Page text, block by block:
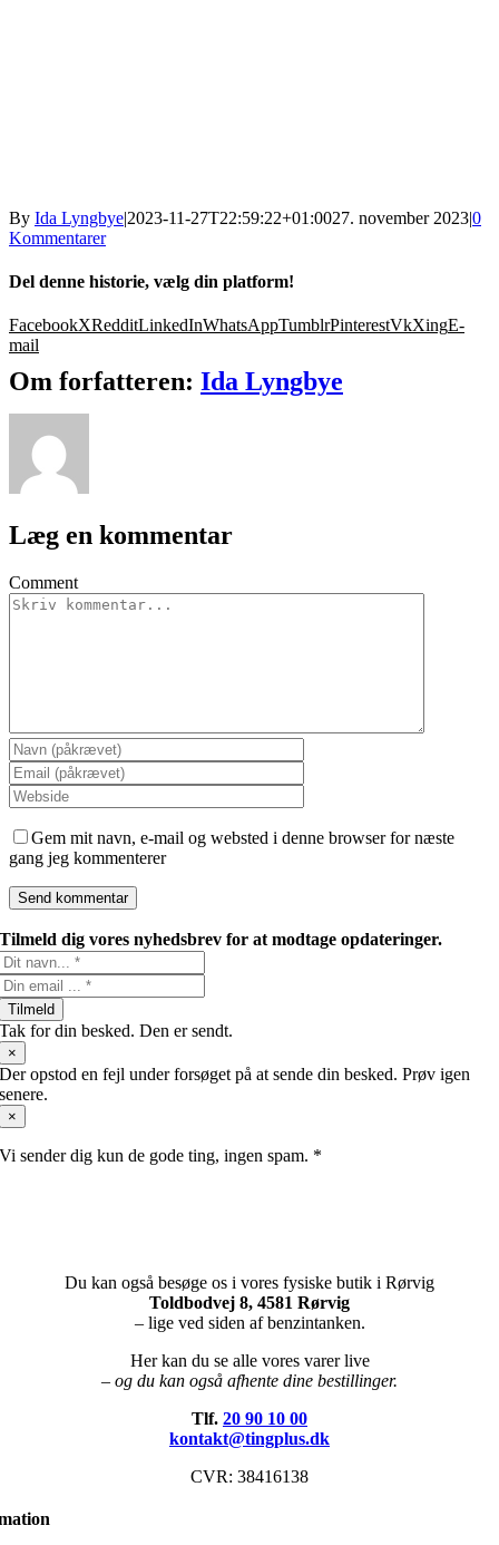
By Ida Lyngbye|2023-11-27T22:59:22+01:0027. november 2023|0
Kommentarer
Del denne historie, vælg din platform!
FacebookXRedditLinkedInWhatsAppTumblrPinterestVkXingE-
mail
Om forfatteren: Ida Lyngbye
Læg en kommentar
Comment
Gem mit navn, e-mail og websted i denne browser for næste
gang jeg kommenterer
Tilmeld dig vores nyhedsbrev for at modtage opdateringer.
Tilmeld
Tak for din besked. Den er sendt.
×
Der opstod en fejl under forsøget på at sende din besked. Prøv igen
senere.
×
Vi sender dig kun de gode ting, ingen spam. *
Du kan også besøge os i vores fysiske butik i Rørvig
Toldbodvej 8, 4581 Rørvig
– lige ved siden af benzintanken.
Her kan du se alle vores varer live
– og du kan også afhente dine bestillinger.
Tlf. 20 90 10 00
kontakt@tingplus.dk
CVR: 38416138